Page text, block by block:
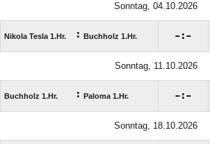
Sonntag, 04.10.2026
Nikola Tesla 1.Hr. : Buchholz 1.Hr. :
Sonntag, 11.10.2026
Buchholz 1.Hr. : Paloma 1.Hr. :
Sonntag, 18.10.2026